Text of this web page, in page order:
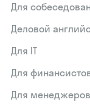
Для
Деловой
Для IT
Для
Для менеджеров